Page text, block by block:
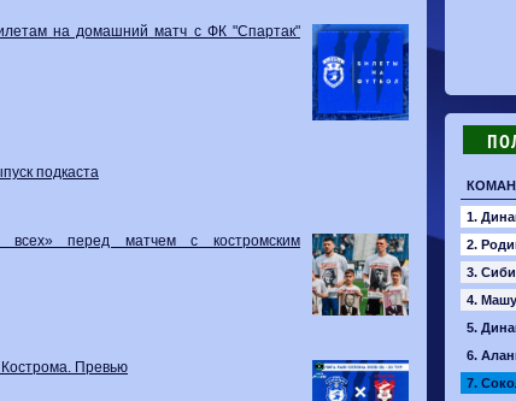
на домашний матч с ФК "Спартак"
подкаста
перед матчем с костромским
Превью
1.
2.
3.
4.
5.
6.
7.